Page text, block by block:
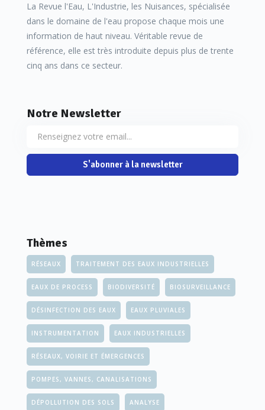
La Revue l'Eau, L'Industrie, les Nuisances, spécialisée
dans le domaine de l'eau propose chaque mois une
information de haut niveau. Véritable revue de
référence, elle est très introduite depuis plus de trente
cinq ans dans ce secteur.
Notre Newsletter
S'abonner à la newsletter
Thèmes
RÉSEAUX TRAITEMENT DES EAUX INDUSTRIELLES
EAUX DE PROCESS BIODIVERSITÉ BIOSURVEILLANCE
DÉSINFECTION DES EAUX EAUX PLUVIALES
INSTRUMENTATION EAUX INDUSTRIELLES
RÉSEAUX, VOIRIE ET ÉMERGENCES
POMPES, VANNES, CANALISATIONS
DÉPOLLUTION DES SOLS ANALYSE